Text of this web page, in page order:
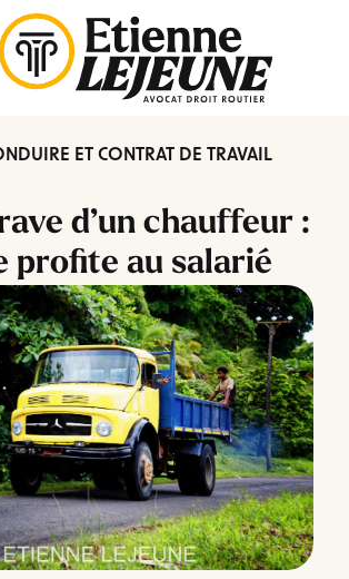
ET CONTRAT DE TRAVAIL
d’un chauffeur :
profite au salarié